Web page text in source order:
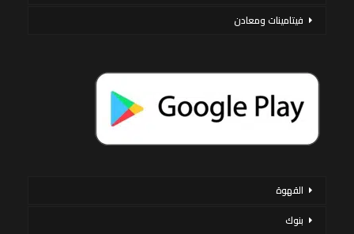
فيتامينات ومعادن
القهوة
بنوك